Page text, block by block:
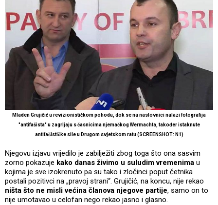
Mladen Grujičić u revizionističkom pohodu, dok se na naslovnici nalazi fotografija
"antifašista" u zagrljaju s časnicima njemačkog Wermachta, također istaknute
antifašističke sile u Drugom svjetskom ratu (SCREENSHOT: N1)
Njegovu izjavu vrijedilo je zabilježiti zbog toga što ona sasvim
zorno pokazuje kako danas živimo u suludim vremenima u
kojima je sve izokrenuto pa su tako i zločinci poput četnika
postali pozitivci na „pravoj strani“. Grujičić, na koncu, nije rekao
ništa što ne misli većina članova njegove partije, samo on to
nije umotavao u celofan nego rekao jasno i glasno.